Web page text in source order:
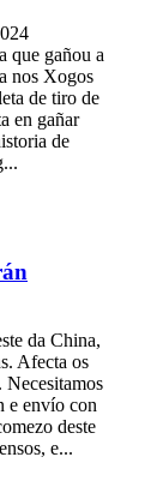
que gañou a
nos Xogos
de tiro de
en gañar
de
da China,
Afecta os
Necesitamos
e envío con
deste
e...